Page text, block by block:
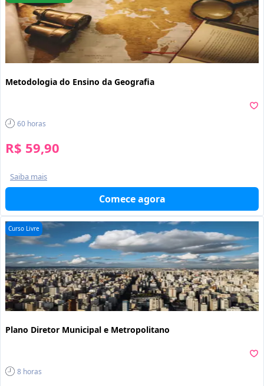
Metodologia do Ensino da Geografia
60 horas
R$ 59,90
Saiba mais
Comece agora
Curso Livre
Plano Diretor Municipal e Metropolitano
8 horas